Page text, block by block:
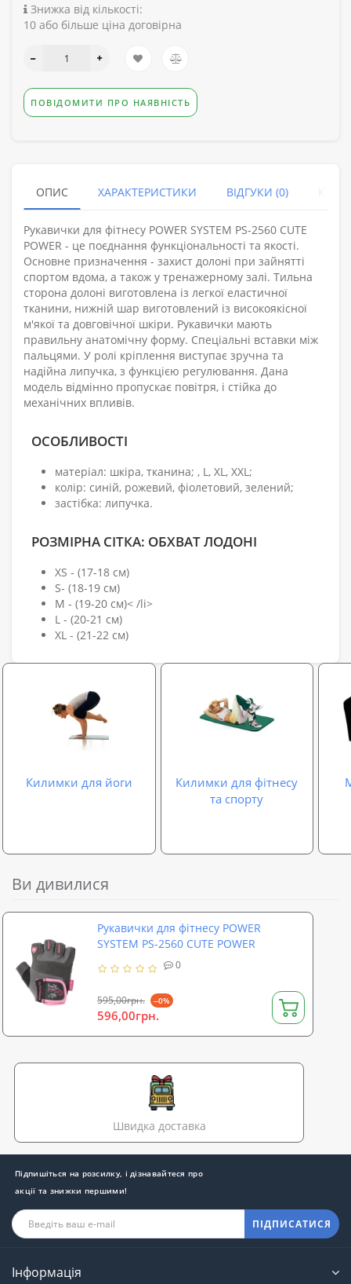
Знижка від кількості:
10 або більше ціна договірна
ПОВІДОМИТИ ПРО НАЯВНІСТЬ
ОПИС ХАРАКТЕРИСТИКИ ВІДГУКИ (0)
Рукавички для фітнесу POWER SYSTEM PS-2560 CUTE
POWER - це поєднання функціональності та якості.
Основне призначення - захист долоні при зайнятті
спортом вдома, а також у тренажерному залі. Тильна
сторона долоні виготовлена із легкої еластичної
тканини, нижній шар виготовлений із високоякісної
м'якої та довговічної шкіри. Рукавички мають
правильну анатомічну форму. Спеціальні вставки між
пальцями. У ролі кріплення виступає зручна та
надійна липучка, з функцією регулювання. Дана
модель відмінно пропускає повітря, і стійка до
механічних впливів.
ОСОБЛИВОСТІ
матеріал: шкіра, тканина; , L, XL, XXL;
колір: синій, рожевий, фіолетовий, зелений;
застібка: липучка.
РОЗМІРНА СІТКА: ОБХВАТ ЛОДОНІ
XS - (17-18 см)
S- (18-19 см)
M - (19-20 см)< /li>
L - (20-21 см)
XL - (21-22 см)
Килимки для йоги
Килимки для фітнесу
та спорту
Ви дивилися
Рукавички для фітнесу POWER
SYSTEM PS-2560 CUTE POWER
0
595,00грн. --0%
596,00грн.
Швидка доставка
Підпишіться на розсилку, і дізнавайтеся про
акції та знижки першими!
ПІДПИСАТИСЯ
Інформація